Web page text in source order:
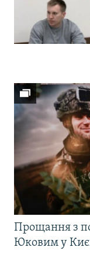
Прощання з
Юковим у